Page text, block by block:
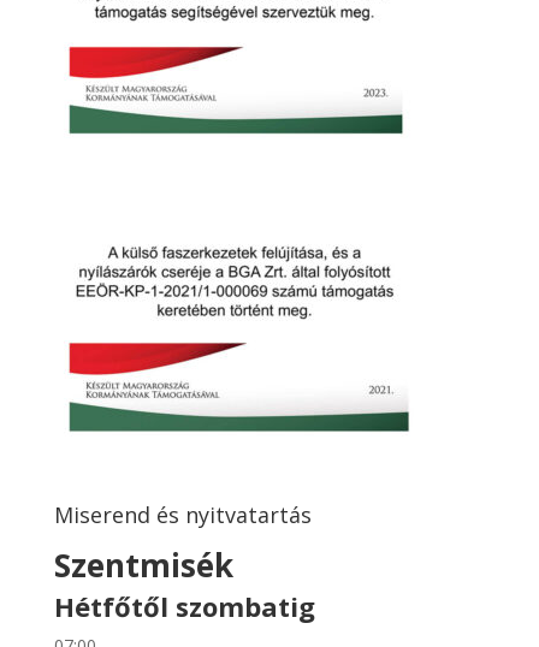
Miserend és nyitvatartás
Szentmisék
Hétfőtől szombatig